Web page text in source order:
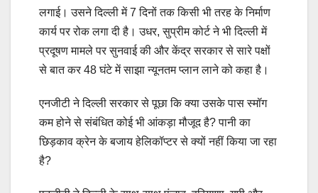
लगाई। उसने दिल्ली में 7 दिनों तक किसी भी तरह के निर्माण
कार्य पर रोक लगा दी है। उधर, सुप्रीम कोर्ट ने भी दिल्ली में
प्रदूषण मामले पर सुनवाई की और केंद्र सरकार से सारे पक्षों
से बात कर 48 घंटे में साझा न्यूनतम प्लान लाने को कहा है।
एनजीटी ने दिल्ली सरकार से पूछा कि क्या उसके पास स्मॉग
कम होने से संबंधित कोई भी आंकड़ा मौजूद है? पानी का
छिड़काव क्रेन के बजाय हेलिकॉप्टर से क्यों नहीं किया जा रहा
है?